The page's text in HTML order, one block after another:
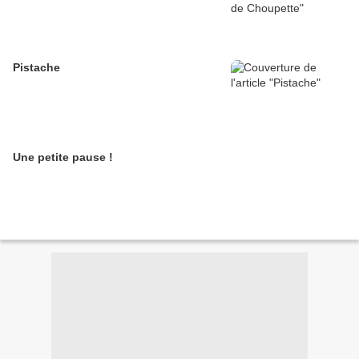
Pistache
Une petite pause !